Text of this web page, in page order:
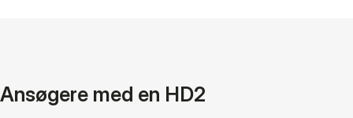
Ansøgere med en HD2